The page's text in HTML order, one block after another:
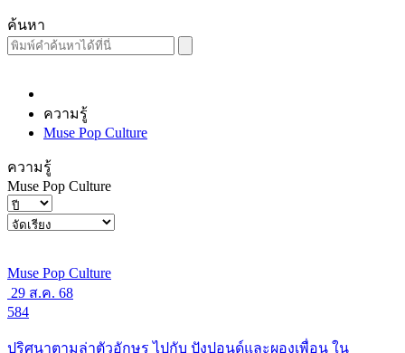
ค้นหา
ความรู้
Muse Pop Culture
ความรู้
Muse Pop Culture
Muse Pop Culture
29 ส.ค. 68
584
ปริศนาตามล่าตัวอักษร ไปกับ ปังปอนด์และผองเพื่อน ใน